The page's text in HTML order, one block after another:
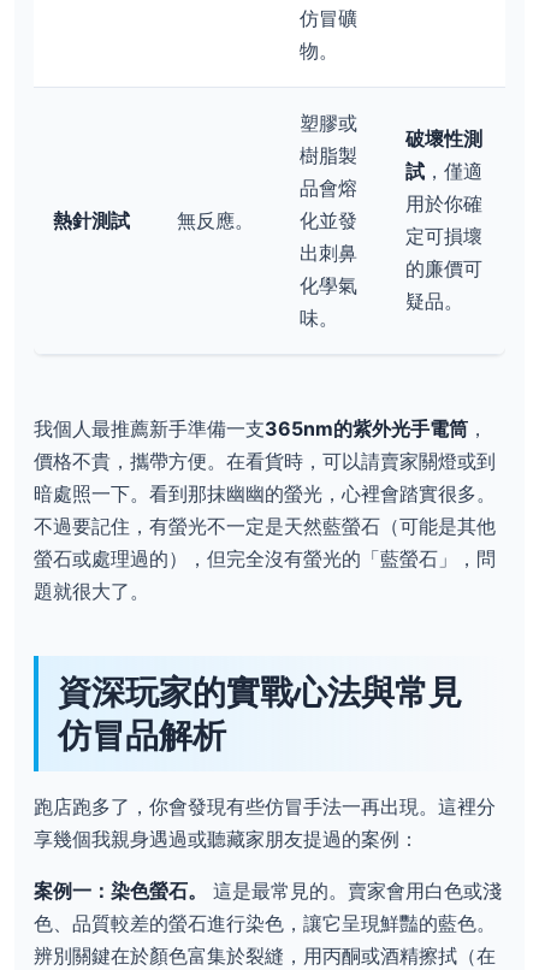
仿冒礦
物。
熱針測試 無反應。
塑膠或
樹脂製
品會熔
化並發
出刺鼻
化學氣
味。
破壞性測
試 ，僅適
用於你確
定可損壞
的廉價可
疑品。
我個人最推薦新手準備一支365nm的紫外光手電筒 ，
價格不貴，攜帶方便。在看貨時，可以請賣家關燈或到
暗處照一下。看到那抹幽幽的螢光，心裡會踏實很多。
不過要記住，有螢光不一定是天然藍螢石（可能是其他
螢石或處理過的），但完全沒有螢光的「藍螢石」，問
題就很大了。
資深玩家的實戰心法與常見
仿冒品解析
跑店跑多了，你會發現有些仿冒手法一再出現。這裡分
享幾個我親身遇過或聽藏家朋友提過的案例：
案例一：染色螢石。
這是最常見的。賣家會用白色或淺
色、品質較差的螢石進行染色，讓它呈現鮮豔的藍色。
辨別關鍵在於顏色富集於裂縫，用丙酮或酒精擦拭（在